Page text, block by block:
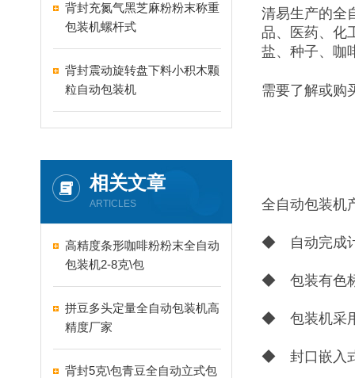
背封充氮气黑芝麻粉粉末称重
包装机螺杆式
背封震动旋转盘下料小积木颗
粒自动包装机
相关文章
ARTICLES
高精度条形咖啡粉粉末全自动
包装机2-8克\包
拼豆多头定量全自动包装机高
精度厂家
背封5克\包青豆全自动立式包
清易生产的全
品、医药、化
盐、种子、咖
需要了解或购
全自动包装机
◆ 自动完成计
◆ 包装有色标
◆ 包装机采用
◆ 封口嵌入式